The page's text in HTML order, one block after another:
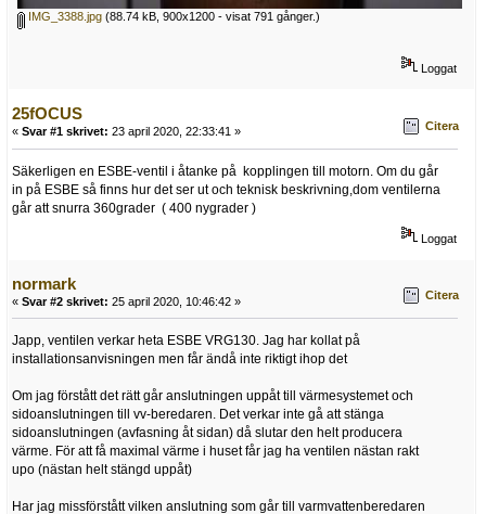
IMG_3388.jpg (88.74 kB, 900x1200 - visat 791 gånger.)
Loggat
25fOCUS
« Svar #1 skrivet: 23 april 2020, 22:33:41 » Citera
Säkerligen en ESBE-ventil i åtanke på kopplingen till motorn. Om du går
in på ESBE så finns hur det ser ut och teknisk beskrivning,dom ventilerna
går att snurra 360grader ( 400 nygrader )
Loggat
normark
« Svar #2 skrivet: 25 april 2020, 10:46:42 » Citera
Japp, ventilen verkar heta ESBE VRG130. Jag har kollat på
installationsanvisningen men får ändå inte riktigt ihop det
Om jag förstått det rätt går anslutningen uppåt till värmesystemet och
sidoanslutningen till vv-beredaren. Det verkar inte gå att stänga
sidoanslutningen (avfasning åt sidan) då slutar den helt producera
värme. För att få maximal värme i huset får jag ha ventilen nästan rakt
upo (nästan helt stängd uppåt)
Har jag missförstått vilken anslutning som går till varmvattenberedaren